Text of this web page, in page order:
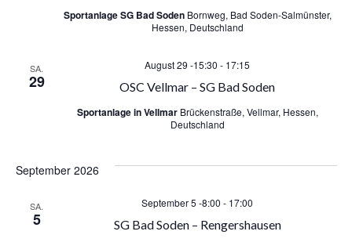
t
g
e
u
s
Sportanlage SG Bad Soden Bornweg, Bad Soden-Salmünster,
Hessen, Deutschland
SA.
29 OSC Vellmar – SG Bad Soden
August 29 -15:30 - 17:15
Sportanlage in Vellmar Brückenstraße, Vellmar, Hessen,
Deutschland
September 2026
SA.
5 SG Bad Soden – Rengershausen
September 5 -8:00 - 17:00